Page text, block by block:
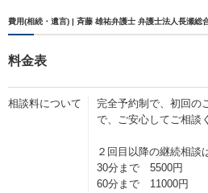
費用(相続・遺言) | 斉藤 雄祐弁護士 弁護士法人長瀬総
料金表
相談料について
完全予約制で、初回の
で、ご安心してご相談
２回目以降の継続相談
30分まで 5500円
60分まで 11000円